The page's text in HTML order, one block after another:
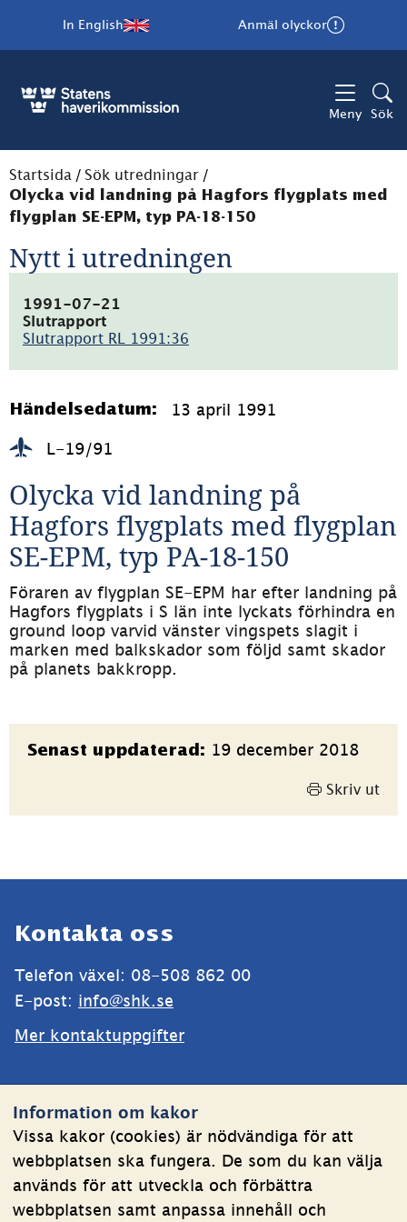
Information om kakor
Vissa kakor (cookies) är nödvändiga för att
webbplatsen ska fungera. De som du kan välja
används för att utveckla och förbättra
webbplatsen samt anpassa innehåll och
In English Anmäl olyckor
Meny Sök
Startsida / Sök utredningar /
Olycka vid landning på Hagfors flygplats med
flygplan SE-EPM, typ PA-18-150
Nytt i utredningen
1991-07-21
Slutrapport
Slutrapport RL 1991:36
22.8kB)
Händelsedatum: 13 april 1991
L-19/91
Olycka vid landning på
Hagfors flygplats med flygplan
SE-EPM, typ PA-18-150
Föraren av flygplan SE-EPM har efter landning på
Hagfors flygplats i S län inte lyckats förhindra en
ground loop varvid vänster vingspets slagit i
marken med balkskador som följd samt skador
på planets bakkropp.
Sidinformation
Senast uppdaterad: 19 december 2018
Skriv ut
Kontakta oss
Telefon växel: 08-508 862 00
E-post: info@shk.se
Mer kontaktuppgifter
Om kakor
Behandling av personuppgifter
Tillgänglighetsredogörelse